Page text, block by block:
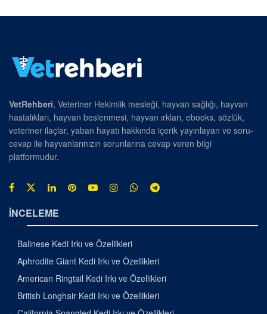
VetRehberi, Veteriner Hekimlik mesleği, hayvan sağlığı, hayvan
hastalıkları, hayvan beslenmesi, hayvan ırkları, ebooks, sözlük,
veteriner ilaçlar, yaban hayatı hakkında içerik yayınlayan ve soru-
cevap ile hayvanlarınızın sorunlarına cevap veren bilgi
platformudur.
İNCELEME
Balinese Kedi Irkı ve Özellikleri
Aphrodite Giant Kedi Irkı ve Özellikleri
American Ringtail Kedi Irkı ve Özellikleri
British Longhair Kedi Irkı ve Özellikleri